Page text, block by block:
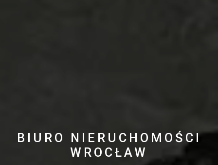
BIURO NIERUCHOMOŚCI
WROCŁAW